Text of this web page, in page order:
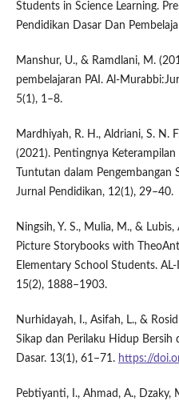
Students in Science Learning.
Pendidikan Dasar Dan
Manshur, U., & Ramdlani, M.
pembelajaran PAI. Al-
5(1), 1–8.
Mardhiyah, R. H., Aldriani, S. N.
(2021). Pentingnya
Tuntutan dalam
Jurnal Pendidikan, 12(1), 29–40.
Ningsih, Y. S., Mulia, M., &
Picture Storybooks with
Elementary School Students.
15(2), 1888–1903.
Nurhidayah, I., Asifah, L., &
Sikap dan Perilaku Hidup Bersih
Dasar. 13(1), 61–71. https://
Pebtiyanti, I., Ahmad, A., Dzaky,